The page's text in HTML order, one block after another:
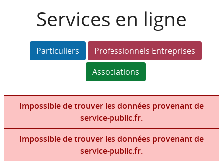
Services en ligne
Particuliers
Professionnels Entreprises
Associations
Impossible de trouver les données provenant de
service-public.fr.
Impossible de trouver les données provenant de
service-public.fr.